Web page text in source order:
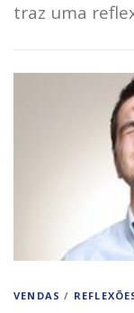
traz uma
VENDAS /